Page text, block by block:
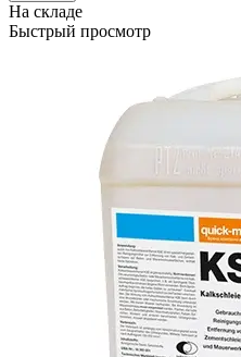
На складе
Быстрый просмотр